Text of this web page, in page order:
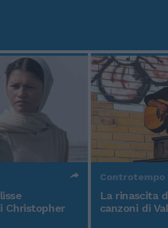
Christopher
Controtempo
La rinascita
canzoni di